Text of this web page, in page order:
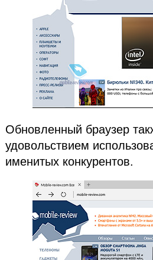
Обновленный браузер
удовольствием
именитых конкурентов.